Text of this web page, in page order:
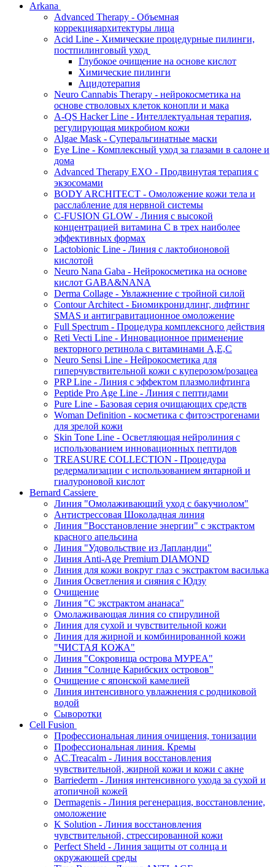
Arkana
Advanced Therapy - Объемная
коррекцияархитектуры лица
Acid Line - Химические процедурные пилинги,
постпилинговый уход
Глубокое очищение на основе кислот
Химические пилинги
Ацидотерапия
Neuro Cannabis Therapy - нейрокосметика на
основе стволовых клеток конопли и мака
A-QS Hacker Line - Интеллектуальная терапия,
регулирующая микробиом кожи
Algae Mask - Суперальгинатные маски
Eye Line - Комплексный уход за глазами в салоне и
дома
Advanced Therapy EXO - Продвинутая терапия с
экзосомами
BODY ARCHITECT - Омоложение кожи тела и
расслабление для нервной системы
C-FUSION GLOW - Линия с высокой
концентрацией витамина C в трех наиболее
эффективных формах
Lactobionic Line - Линия с лактобионовой
кислотой
Neuro Nana Gaba - Нейрокосметика на основе
кислот GABA&NANA
Derma Collage - Увлажнение с тройной силой
Contour Architect - Биомикронидлинг, лифтинг
SMAS и антигравитационное омоложение
Full Spectrum - Процедура комплексного действия
Reti Vecti Line - Инновационное применение
векторного ретинола с витаминами A,Е,С
Neuro Sensi Line - Нейрокосметика для
гиперчувствительной кожи с куперозом/розацеа
PRP Line - Линия с эффектом плазмолифтинга
Peptide Pro Age Line - Линия с пептидами
Pure Line - Базовая серия очищающих средств
Woman Definition - косметика с фитоэстрогенами
для зрелой кожи
Skin Tone Line - Осветляющая нейролиния с
использованием инновационных пептидов
TREASURE COLLECTION - Процедура
редермализации с использованием янтарной и
гиалуроновой кислот
Bernard Cassiere
Линия "Омолаживающий уход с бакучиолом"
Антистрессовая Шоколадная линия
Линия "Восстановление энергии" с экстрактом
красного апельсина
Линия "Удовольствие из Лапландии"
Линия Anti-Age Premium DIAMOND
Линия для кожи вокруг глаз с экстрактом василька
Линия Осветления и сияния с Юдзу
Очищение
Линия "С экстрактом ананаса"
Омолаживающая линия со спирулиной
Линия для сухой и чувствительной кожи
Линия для жирной и комбинированной кожи
"ЧИСТАЯ КОЖА"
Линия "Сокровища острова МУРЕА"
Линия "Солнце Карибских островов"
Очищение с японской камелией
Линия интенсивного увлажнения с родниковой
водой
Сыворотки
Cell Fusion
Профессиональная линия очищения, тонизации
Профессиональная линия. Кремы
AC.Treacalm - Линия восстановления
чувствительной, жирной кожи и кожи с акне
Barriederm - Линия интенсивного ухода за сухой и
атопичной кожей
Dermagenis - Линия регенерация, восстановление,
омоложение
K Solution - Линия восстановления
чувствительной, стрессированной кожи
Perfect Sheld - Линия защиты от солнца и
окружающей среды